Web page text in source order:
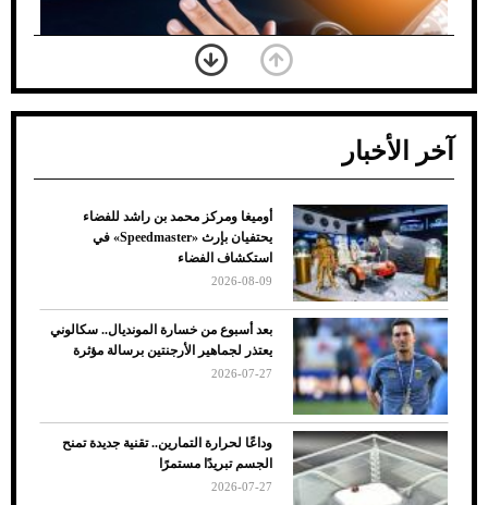
ضعف تبريد مكيف السيارة عند الوقوف.. أشهر
الأسباب والحلول
آخر الأخبار
أوميغا ومركز محمد بن راشد للفضاء
يحتفيان بإرث «Speedmaster» في
استكشاف الفضاء
2026-08-09
بعد أسبوع من خسارة المونديال.. سكالوني
يعتذر لجماهير الأرجنتين برسالة مؤثرة
2026-07-27
وداعًا لحرارة التمارين.. تقنية جديدة تمنح
الجسم تبريدًا مستمرًا
2026-07-27